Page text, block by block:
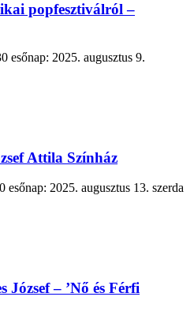
popfesztiválról –
esőnap: 2025. augusztus 9.
Attila Színház
esőnap: 2025. augusztus 13. szerda
József – ’Nő és Férfi